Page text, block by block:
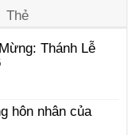
Thẻ
Thánh Lễ
hôn nhân của